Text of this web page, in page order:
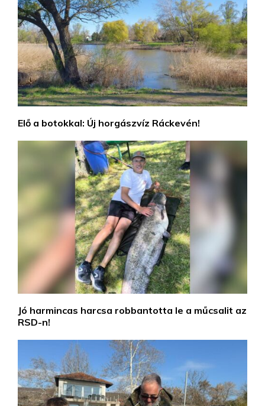
Elő a botokkal: Új horgászvíz Ráckevén!
Jó harmincas harcsa robbantotta le a műcsalit az
RSD-n!